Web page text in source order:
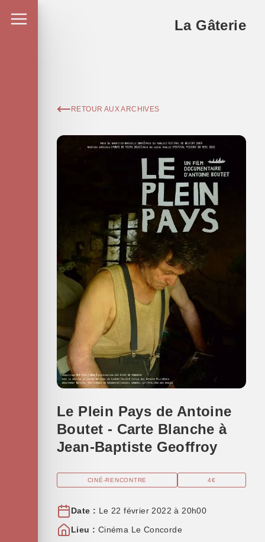
La Gâterie
RETOUR AUX ARCHIVES
Le Plein Pays de Antoine
Boutet - Carte Blanche à
Jean-Baptiste Geoffroy
CINÉ-RENCONTRE 4€
Date : Le 22 février 2022 à 20h00
Lieu : Cinéma Le Concorde